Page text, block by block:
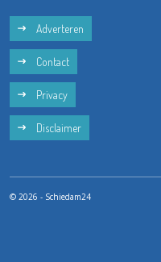
Adverteren
Contact
Privacy
Disclaimer
© 2026 - Schiedam24